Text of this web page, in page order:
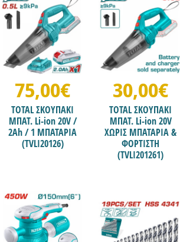
75,00€
TOTAL ΣΚΟΥΠΑΚΙ
ΜΠΑΤ. Li-ion 20V /
2Ah / 1 ΜΠΑΤΑΡΙΑ
(TVLI20126)
30,00€
TOTAL ΣΚΟΥΠΑΚΙ
ΜΠΑΤ. Li-ion 20V
ΧΩΡΙΣ ΜΠΑΤΑΡΙΑ &
ΦΟΡΤΙΣΤΗ
(TVLI201261)